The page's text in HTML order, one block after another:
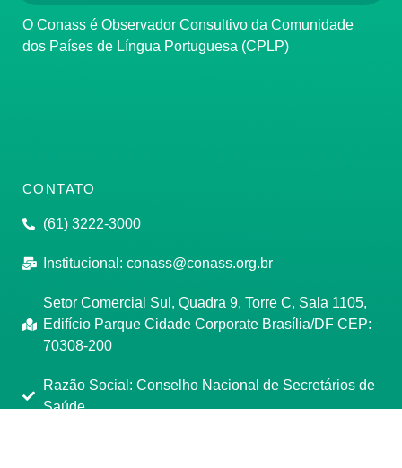
O Conass é Observador Consultivo da Comunidade
dos Países de Língua Portuguesa (CPLP)
CONTATO
(61) 3222-3000
Institucional: conass@conass.org.br
Setor Comercial Sul, Quadra 9, Torre C, Sala 1105,
Edifício Parque Cidade Corporate Brasília/DF CEP:
70308-200
Razão Social: Conselho Nacional de Secretários de
Saúde